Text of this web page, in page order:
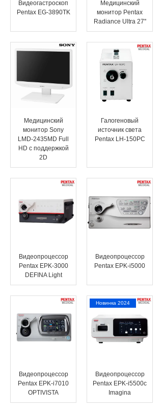
Эндоваскулярные технологии
Видеогастроскоп
Pentax EG-3890TK
Медицинский
монитор Pentax
Radiance Ultra 27''
Медицинский
монитор Sony
LMD-2435MD Full
HD с поддержкой
2D
Галогеновый
источник света
Pentax LH-150PC
Видеопроцессор
Pentax EPK-3000
DEFINA Light
Видеопроцессор
Pentax EPK‑i5000
Видеопроцессор
Pentax EPK-i7010
OPTIVISTA
Новинка 2024
Видеопроцессор
Pentax EPK-i5500c
Imagina